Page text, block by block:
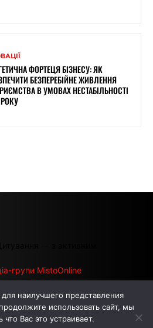
ФОРТЕЦЯ БІЗНЕСУ: ЯК
БЕЗПЕРЕБІЙНЕ ЖИВЛЕННЯ
В УМОВАХ НЕСТАБІЛЬНОСТІ
— з активним
групи MistoOnline
АВТОРИ РЕКЛАМА НА САЙТІ
наилучшего представления
использовать сайт, мы
что Вас это устраивает.